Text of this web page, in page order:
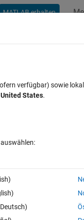
MATLAB erhalten
11
Windows 11? I use
root object
verfügbar) sowie
United States.